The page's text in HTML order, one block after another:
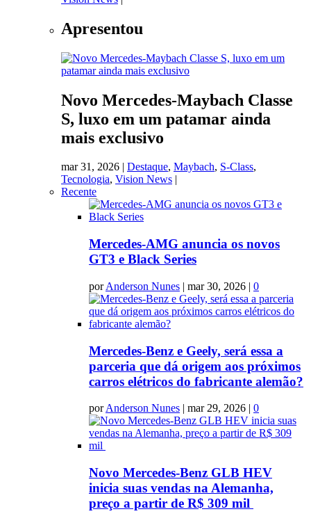
Apresentou
Novo Mercedes-Maybach Classe
S, luxo em um patamar ainda
mais exclusivo
mar 31, 2026 | Destaque, Maybach, S-Class,
Tecnologia, Vision News |
Recente
Mercedes-AMG anuncia os novos
GT3 e Black Series
porAnderson Nunes | mar 30, 2026 | 0
Mercedes-Benz e Geely, será essa a
parceria que dá origem aos próximos
carros elétricos do fabricante alemão?
porAnderson Nunes | mar 29, 2026 | 0
Novo Mercedes-Benz GLB HEV
inicia suas vendas na Alemanha,
preço a partir de R$ 309 mil